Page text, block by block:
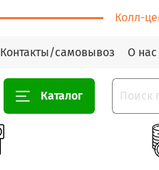
Колл-
Контакты/самовывоз О нас
Каталог